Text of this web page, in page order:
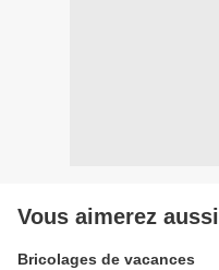
Vous aimerez aussi
Bricolages de vacances